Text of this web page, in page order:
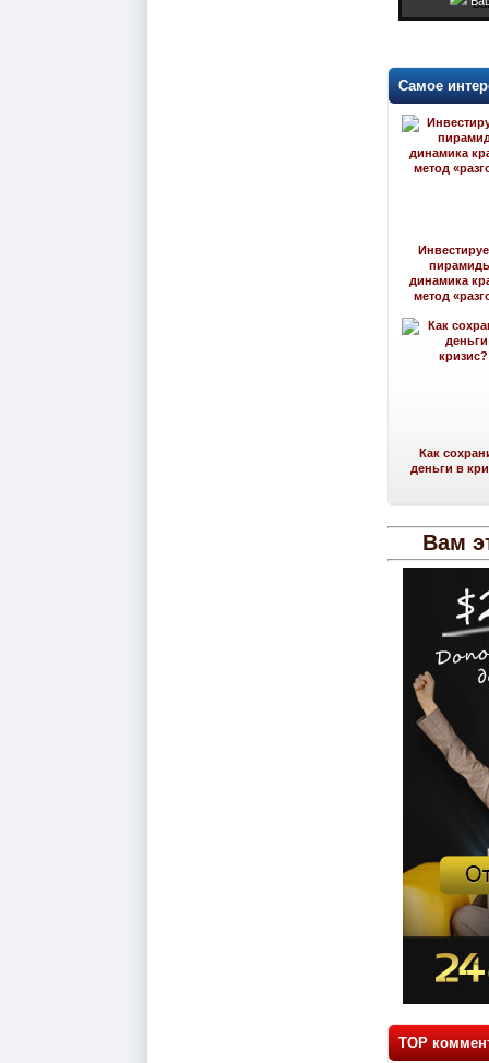
Самое
динамика
метод
Как
деньги в
Вам
TOP